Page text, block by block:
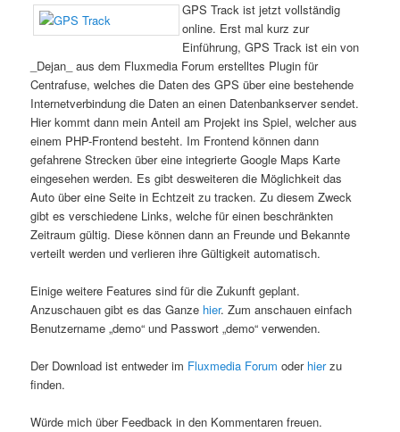
GPS Track ist jetzt vollständig
online. Erst mal kurz zur
Einführung, GPS Track ist ein von
_Dejan_ aus dem Fluxmedia Forum erstelltes Plugin für
Centrafuse, welches die Daten des GPS über eine bestehende
Internetverbindung die Daten an einen Datenbankserver sendet.
Hier kommt dann mein Anteil am Projekt ins Spiel, welcher aus
einem PHP-Frontend besteht. Im Frontend können dann
gefahrene Strecken über eine integrierte Google Maps Karte
eingesehen werden. Es gibt desweiteren die Möglichkeit das
Auto über eine Seite in Echtzeit zu tracken. Zu diesem Zweck
gibt es verschiedene Links, welche für einen beschränkten
Zeitraum gültig. Diese können dann an Freunde und Bekannte
verteilt werden und verlieren ihre Gültigkeit automatisch.
Einige weitere Features sind für die Zukunft geplant.
Anzuschauen gibt es das Ganze hier. Zum anschauen einfach
Benutzername „demo“ und Passwort „demo“ verwenden.
Der Download ist entweder im Fluxmedia Forum oder hierzu
finden.
Würde mich über Feedback in den Kommentaren freuen.